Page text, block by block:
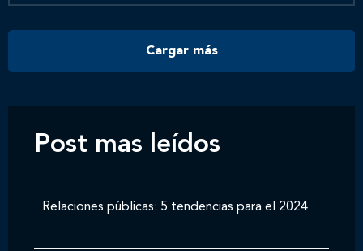
Nuestros clientes
Novedades
Contáctanos
Cargar más
Post mas leídos
Relaciones públicas: 5 tendencias para el 2024